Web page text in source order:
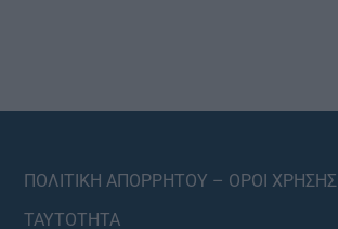
ΠΟΛΙΤΙΚΗ ΑΠΟΡΡΗΤΟΥ – ΟΡΟΙ ΧΡΗΣΗΣ
ΤΑΥΤΟΤΗΤΑ